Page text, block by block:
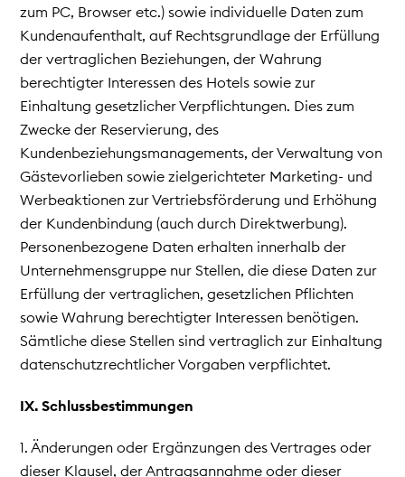
zum PC, Browser etc.) sowie individuelle Daten zum
Kundenaufenthalt, auf Rechtsgrundlage der Erfüllung
der vertraglichen Beziehungen, der Wahrung
berechtigter Interessen des Hotels sowie zur
Einhaltung gesetzlicher Verpflichtungen. Dies zum
Zwecke der Reservierung, des
Kundenbeziehungsmanagements, der Verwaltung von
Gästevorlieben sowie zielgerichteter Marketing- und
Werbeaktionen zur Vertriebsförderung und Erhöhung
der Kundenbindung (auch durch Direktwerbung).
Personenbezogene Daten erhalten innerhalb der
Unternehmensgruppe nur Stellen, die diese Daten zur
Erfüllung der vertraglichen, gesetzlichen Pflichten
sowie Wahrung berechtigter Interessen benötigen.
Sämtliche diese Stellen sind vertraglich zur Einhaltung
datenschutzrechtlicher Vorgaben verpflichtet.
IX. Schlussbestimmungen
1. Änderungen oder Ergänzungen des Vertrages oder
dieser Klausel, der Antragsannahme oder dieser